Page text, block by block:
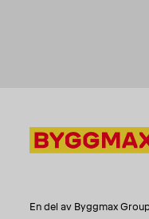
En del av Byggmax